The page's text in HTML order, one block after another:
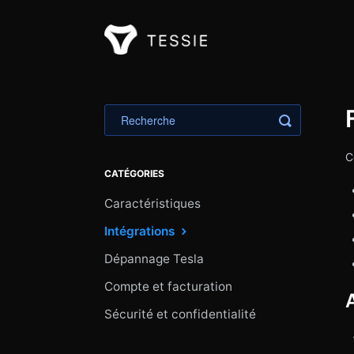
Toggle
CATÉGORIES
Caractéristiques
Intégrations
Dépannage Tesla
Compte et facturation
Sécurité et confidentialité